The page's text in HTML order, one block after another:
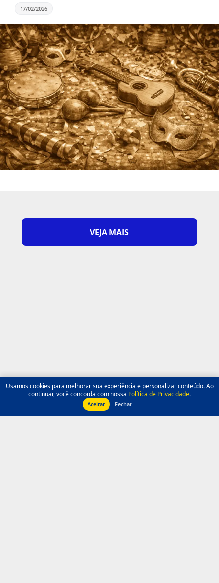
17/02/2026
VEJA MAIS
Usamos cookies para melhorar sua experiência e personalizar conteúdo. Ao
continuar, você concorda com nossa Política de Privacidade.
Aceitar Fechar